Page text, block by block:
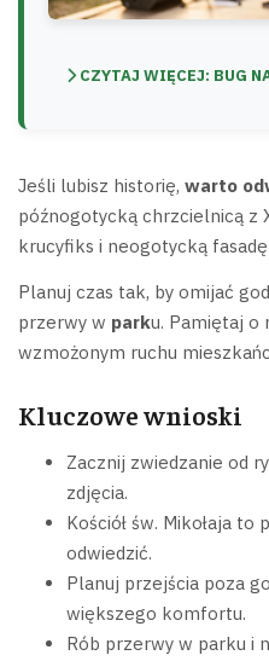
CZYTAJ WIĘCEJ: BUG
Jeśli lubisz historię, warto
późnogotycką chrzcielnicą z
krucyfiks i neogotycką
Planuj czas tak, by omijać
przerwy w parku. Pamiętaj o
wzmożonym ruchu
Kluczowe wnioski
Zacznij zwiedzanie od
zdjęcia.
Kościół św. Mikołaja
odwiedzić.
Planuj przejścia poza
większego komfortu.
Rób przerwy w parku i